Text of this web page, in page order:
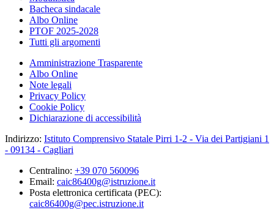
Bacheca sindacale
Albo Online
PTOF 2025-2028
Tutti gli argomenti
Amministrazione Trasparente
Albo Online
Note legali
Privacy Policy
Cookie Policy
Dichiarazione di accessibilità
Indirizzo: Istituto Comprensivo Statale Pirri 1-2 - Via dei Partigiani 1
- 09134 - Cagliari
Centralino: +39 070 560096
Email: caic86400g@istruzione.it
Posta elettronica certificata (PEC):
caic86400g@pec.istruzione.it